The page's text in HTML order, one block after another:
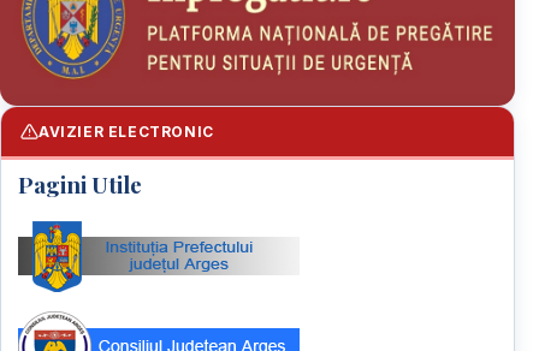
AVIZIER ELECTRONIC
Pagini Utile